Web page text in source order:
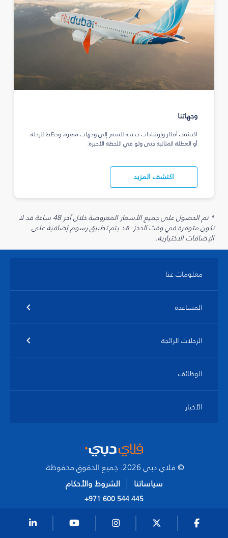
وجهاتنا
اكتشف أفكار وإرشادات جديدة للسفر إلى وجهات مميزة، وخطّط للرحلة
أو العطلة المثالية حتى ولو في اللحظة الأخيرة.
اكتشف المزيد
* تم الحصول على جميع الأسعار المعروضة خلال آخر 48 ساعة قد لا
تكون متوفرة في وقت الحجز. قد يتم تطبيق رسوم إضافية على
الإضافات الاختيارية.
معلومات عنا
المساعدة
الرحلات الرائجة
الوظائف
الأخبار
© فلاي دبي 2026. جميع الحقوق محفوظة.
سياساتنا
الشروط والأحكام
+971 600 544 445